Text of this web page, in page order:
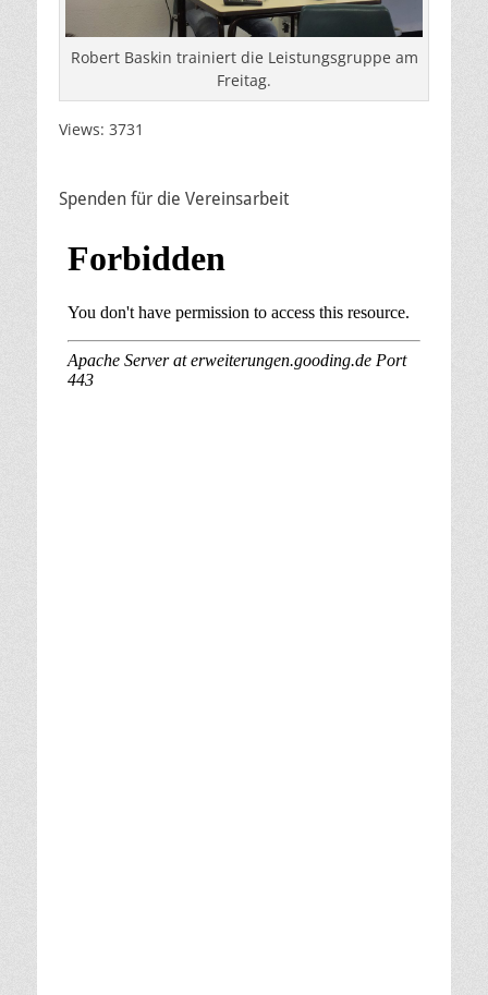
Robert Baskin trainiert die Leistungsgruppe am
Freitag.
Views: 3731
Spenden für die Vereinsarbeit